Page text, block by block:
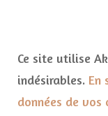
Ce site utilise
indésirables. En
données de